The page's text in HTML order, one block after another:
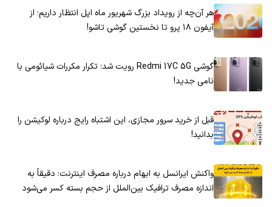
هر آن‌چه از رویداد بزرگ شهریور ماه اپل انتظار داریم؛ از
آیفون ۱۸ پرو تا نخستین گوشی تاشو!
گوشی Redmi 17C 5G رویت شد؛ تکرار مکررات شیائومی با
نامی جدید!
قبل از خرید سرور مجازی، این اشتباه رایج درباره لوکیشن را
بدانید!
واکنش ایرانسل به ابهام درباره مصرف اینترنت: دقیقاً به
اندازه مصرف ترافیک بین‌الملل از حجم بسته کسر می‌شود